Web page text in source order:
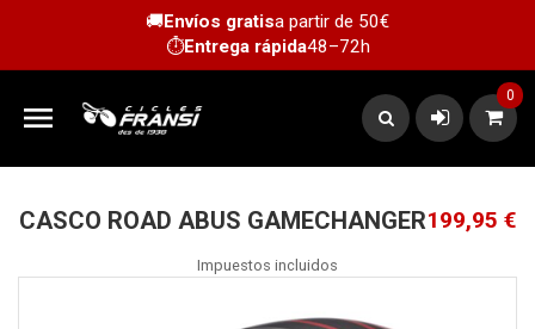
🚚Envíos gratisa partir de 50€
⏱️Entrega rápida48–72h

0
CASCO ROAD ABUS GAMECHANGER199,95 €
Impuestos incluidos